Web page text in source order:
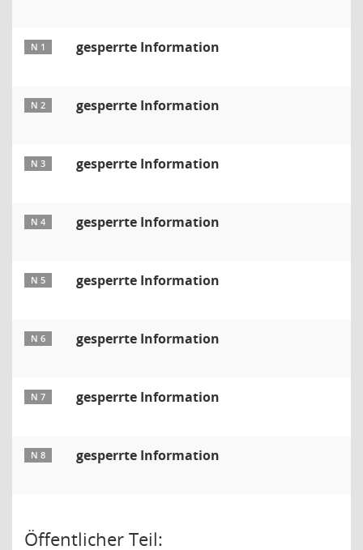
N 1 gesperrte Information
N 2 gesperrte Information
N 3 gesperrte Information
N 4 gesperrte Information
N 5 gesperrte Information
N 6 gesperrte Information
N 7 gesperrte Information
N 8 gesperrte Information
Öffentlicher Teil: